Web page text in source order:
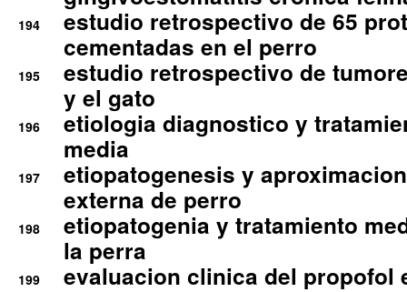
194
estudio retrospectivo de 65
cementadas en el perro
195
estudio retrospectivo de
y el gato
196
etiologia diagnostico y
media
197
etiopatogenesis y
externa de perro
198
etiopatogenia y tratamiento
la perra
199 evaluacion clinica del propofol